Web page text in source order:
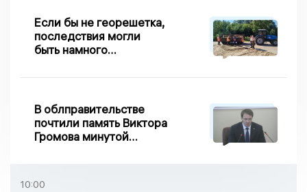
Если бы не георешетка,
последствия могли
быть намного
сходе песка на
В облправительстве
почтили память Виктора
Громова минутой
10:00